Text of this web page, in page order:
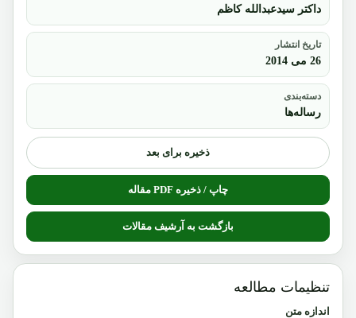
داکتر سیدعبدالله کاظم
تاریخ انتشار
26 می 2014
دسته‌بندی
رساله‌ها
ذخیره برای بعد
چاپ / ذخیره PDF مقاله
بازگشت به آرشیف مقالات
تنظیمات مطالعه
اندازه متن